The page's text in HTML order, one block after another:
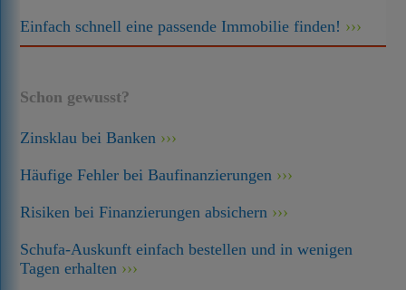
Einfach schnell eine passende Immobilie finden!
Schon gewusst?
Zinsklau bei Banken
Häufige Fehler bei Baufinanzierungen
Risiken bei Finanzierungen absichern
Schufa-Auskunft einfach bestellen und in wenigen
Tagen erhalten